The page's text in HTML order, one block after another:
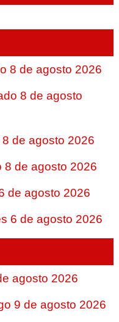
8 de agosto 2026
8 de agosto
de agosto 2026
8 de agosto 2026
de agosto 2026
6 de agosto 2026
agosto 2026
9 de agosto 2026